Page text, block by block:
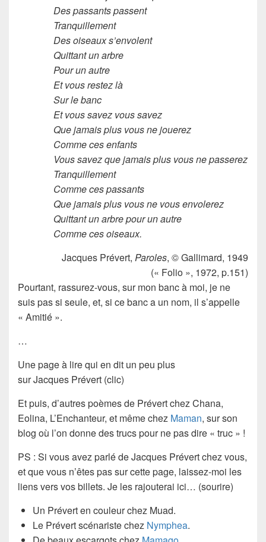
Des passants passent
Tranquillement
Des oiseaux s’envolent
Quittant un arbre
Pour un autre
Et vous restez là
Sur le banc
Et vous savez vous savez
Que jamais plus vous ne jouerez
Comme ces enfants
Vous savez que jamais plus vous ne passerez
Tranquillement
Comme ces passants
Que jamais plus vous ne vous envolerez
Quittant un arbre pour un autre
Comme ces oiseaux.
Jacques Prévert, Paroles, © Gallimard, 1949
(« Folio », 1972, p.151)
Pourtant, rassurez-vous, sur mon banc à moi, je ne
suis pas si seule, et, si ce banc a un nom, il s’appelle
« Amitié ».
…
Une page à lire qui en dit un peu plus
sur Jacques Prévert (clic)
Et puis, d’autres poèmes de Prévert chez Chana,
Eolina, L’Enchanteur, et même chez Maman, sur son
blog où l’on donne des trucs pour ne pas dire « truc » !
PS : Si vous avez parlé de Jacques Prévert chez vous,
et que vous n’êtes pas sur cette page, laissez-moi les
liens vers vos billets. Je les rajouterai ici… (sourire)
Un Prévert en couleur chez Muad.
Le Prévert scénariste chez Nymphea.